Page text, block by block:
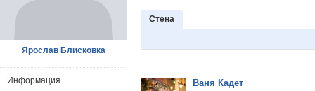
Стена
Ваня Кадет
Ярослав Блисковка
Информация